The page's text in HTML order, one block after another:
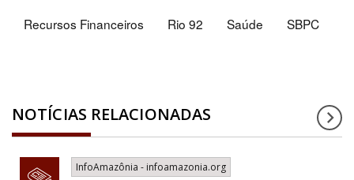
Recursos Financeiros
Rio 92 Saúde SBPC
NOTÍCIAS RELACIONADAS
InfoAmazônia - infoamazonia.org